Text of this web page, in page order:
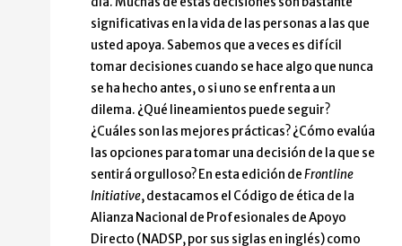
significativas en la vida de las personas a las que
usted apoya. Sabemos que a veces es difícil
tomar decisiones cuando se hace algo que nunca
se ha hecho antes, o si uno se enfrenta a un
dilema. ¿Qué lineamientos puede seguir?
¿Cuáles son las mejores prácticas? ¿Cómo evalúa
las opciones para tomar una decisión de la que se
sentirá orgulloso? En esta edición deFrontline
Initiative, destacamos el Código de ética de la
Alianza Nacional de Profesionales de Apoyo
Directo (NADSP, por sus siglas en inglés) como